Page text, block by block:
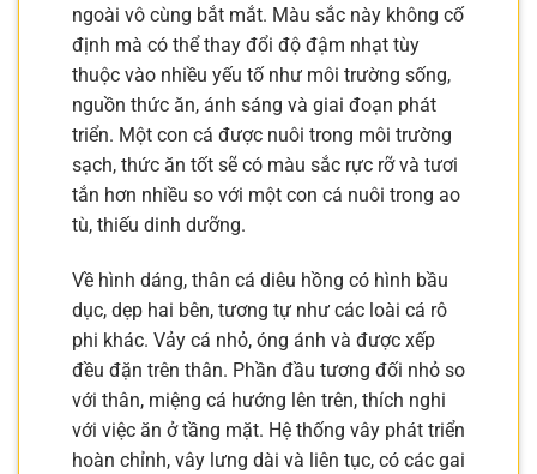
ngoài vô cùng bắt mắt. Màu sắc này không cố
định mà có thể thay đổi độ đậm nhạt tùy
thuộc vào nhiều yếu tố như môi trường sống,
nguồn thức ăn, ánh sáng và giai đoạn phát
triển. Một con cá được nuôi trong môi trường
sạch, thức ăn tốt sẽ có màu sắc rực rỡ và tươi
tắn hơn nhiều so với một con cá nuôi trong ao
tù, thiếu dinh dưỡng.
Về hình dáng, thân cá diêu hồng có hình bầu
dục, dẹp hai bên, tương tự như các loài cá rô
phi khác. Vảy cá nhỏ, óng ánh và được xếp
đều đặn trên thân. Phần đầu tương đối nhỏ so
với thân, miệng cá hướng lên trên, thích nghi
với việc ăn ở tầng mặt. Hệ thống vây phát triển
hoàn chỉnh, vây lưng dài và liên tục, có các gai